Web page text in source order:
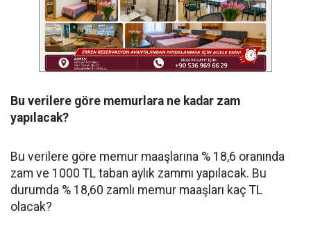
Bu verilere göre memurlara ne kadar zam
yapılacak?
Bu verilere göre memur maaşlarına % 18,6 oranında
zam ve 1000 TL taban aylık zammı yapılacak. Bu
durumda % 18,60 zamlı memur maaşları kaç TL
olacak?